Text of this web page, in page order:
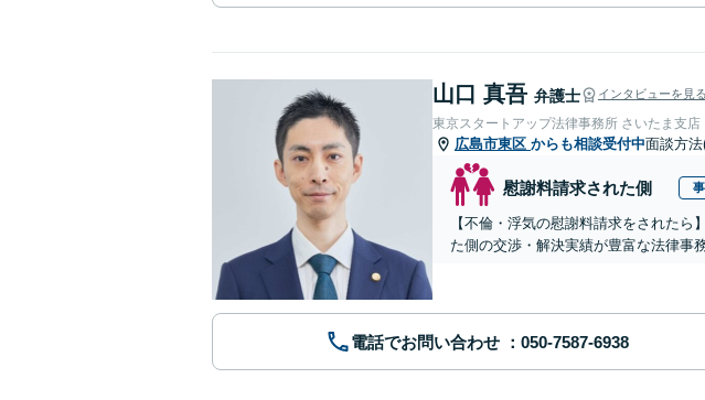
山口 真吾 弁護士 インタビューを見る
東京スタートアップ法律事務所 さいたま支店
広島市東区 からも相談受付中面談方
慰謝料請求された側
【不倫・浮気の慰謝料請求をされた
た側の交渉・解決実績が豊富な法律事
電話でお問い合わせ